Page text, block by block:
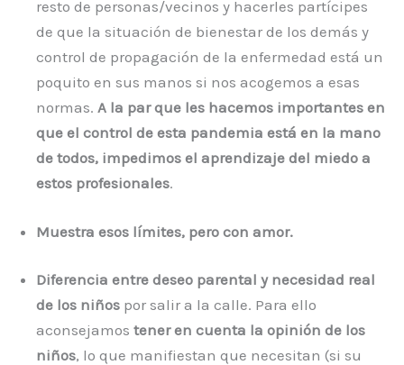
resto de personas/vecinos y hacerles partícipes
de que la situación de bienestar de los demás y
control de propagación de la enfermedad está un
poquito en sus manos si nos acogemos a esas
normas. A la par que les hacemos importantes en
que el control de esta pandemia está en la mano
de todos, impedimos el aprendizaje del miedo a
estos profesionales.
Muestra esos límites, pero con amor.
Diferencia entre deseo parental y necesidad real
de los niños por salir a la calle. Para ello
aconsejamos tener en cuenta la opinión de los
niños, lo que manifiestan que necesitan (si su